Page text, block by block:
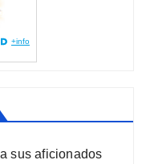
sus aficionados